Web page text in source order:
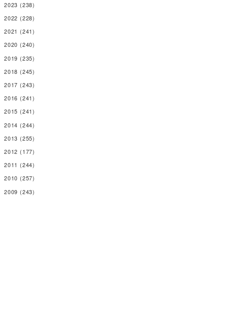
2023 (238)
2022 (228)
2021 (241)
2020 (240)
2019 (235)
2018 (245)
2017 (243)
2016 (241)
2015 (241)
2014 (244)
2013 (255)
2012 (177)
2011 (244)
2010 (257)
2009 (243)